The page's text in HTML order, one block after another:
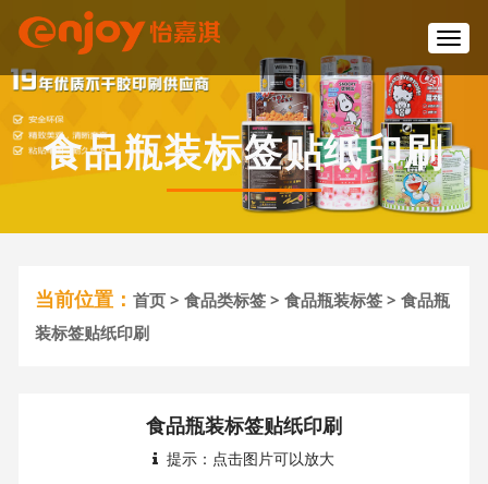
T
o
g
g
l
e
n
a
v
i
t
食品瓶装标签贴纸印刷
当前位置：首页>食品类标签>食品瓶装标签> 食品瓶
装标签贴纸印刷
食品瓶装标签贴纸印刷
提示：点击图片可以放大